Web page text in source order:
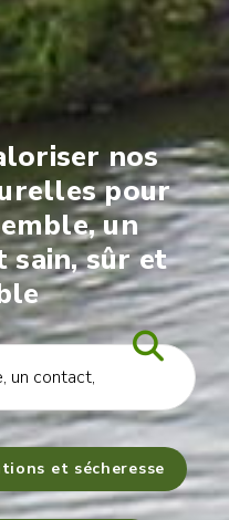
nos
pour
un
sain, sûr et
et sécheresse